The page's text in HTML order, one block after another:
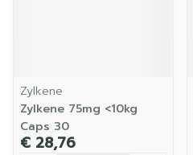
Zylkene
Zylkene 75mg <10kg
Caps 30
€ 28,76